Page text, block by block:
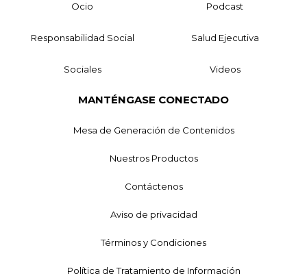
Ocio Podcast
Responsabilidad Social Salud Ejecutiva
Sociales Videos
MANTÉNGASE CONECTADO
Mesa de Generación de Contenidos
Nuestros Productos
Contáctenos
Aviso de privacidad
Términos y Condiciones
Política de Tratamiento de Información